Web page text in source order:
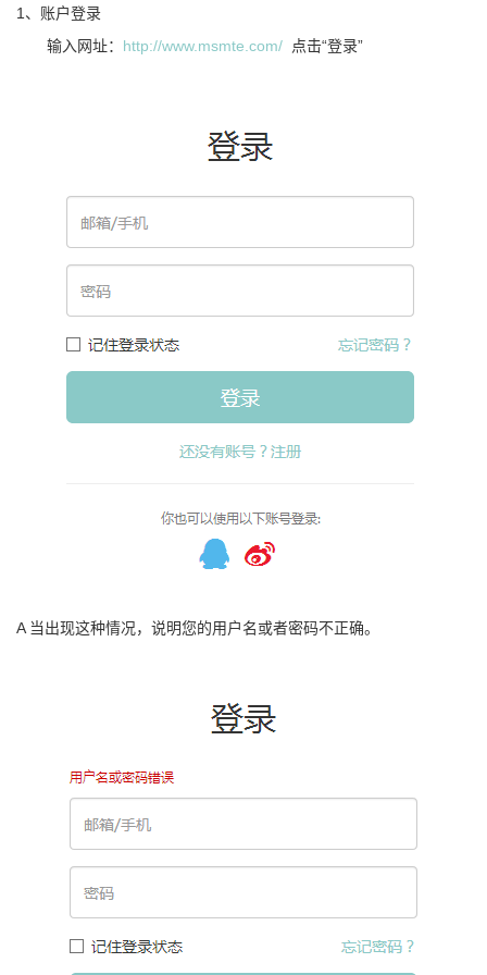
1、账户登录
输入网址： http://www.msmte.com/ 点击“登录”
A 当出现这种情况，说明您的用户名或者密码不正确。